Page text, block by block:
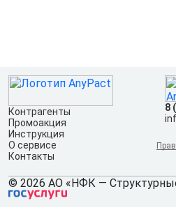
Контрагенты
Промоакция
Инструкция
О сервисе
Контакты
8
© 2026 АО «НФК —